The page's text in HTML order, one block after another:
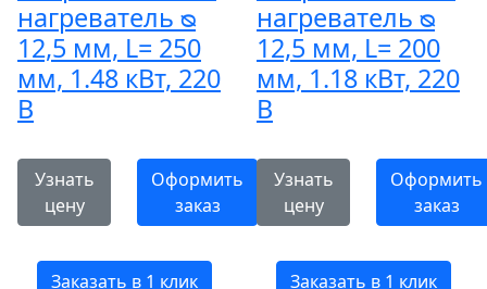
нагреватель ᴓ
12,5 мм, L= 250
мм, 1.48 кВт, 220
В
Узнать
цену
Оформить
заказ
Заказать в 1 клик
нагреватель ᴓ
12,5 мм, L= 200
мм, 1.18 кВт, 220
В
Узнать
цену
Оформить
заказ
Заказать в 1 клик